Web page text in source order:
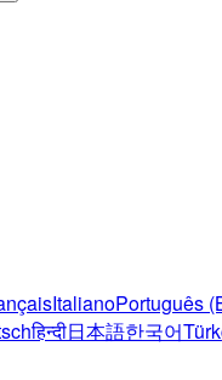
ItalianoPortuguês
हिन्दी日本語한국어